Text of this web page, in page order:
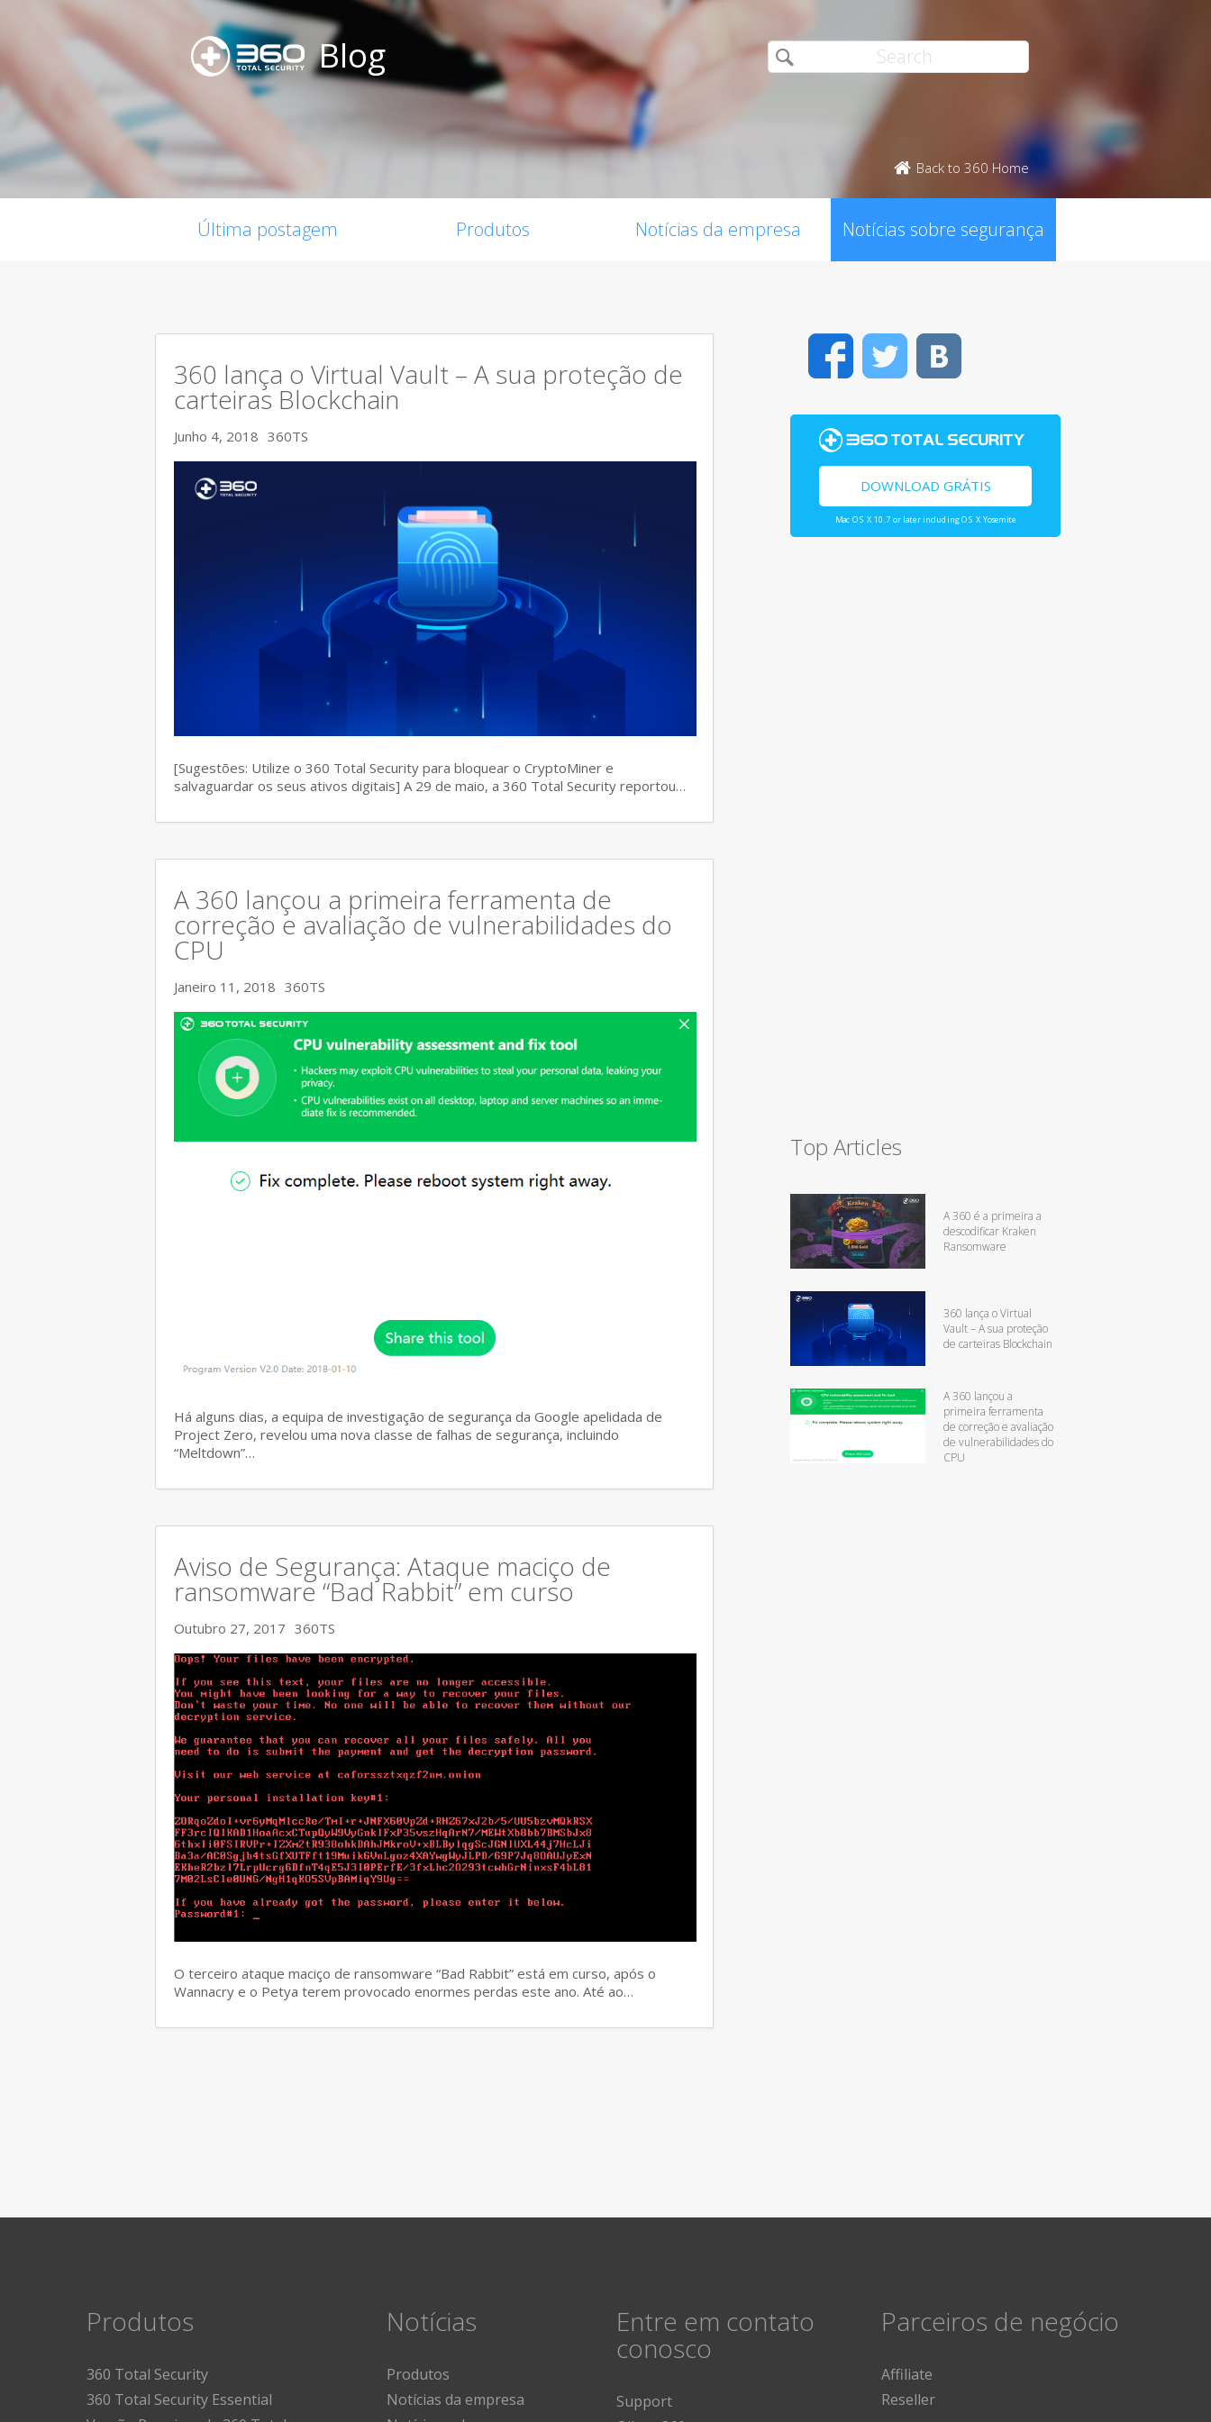
Blog
Back to 360 Home
Última postagem Produtos Notícias da empresa Notícias sobre segurança
360 lança o Virtual Vault – A sua proteção de
carteiras Blockchain
Junho 4, 2018 360TS
[Sugestões: Utilize o 360 Total Security para bloquear o CryptoMiner e
salvaguardar os seus ativos digitais] A 29 de maio, a 360 Total Security reportou…
A 360 lançou a primeira ferramenta de
correção e avaliação de vulnerabilidades do
CPU
Janeiro 11, 2018 360TS
Há alguns dias, a equipa de investigação de segurança da Google apelidada de
Project Zero, revelou uma nova classe de falhas de segurança, incluindo
“Meltdown”…
Aviso de Segurança: Ataque maciço de
ransomware “Bad Rabbit” em curso
Outubro 27, 2017 360TS
O terceiro ataque maciço de ransomware “Bad Rabbit” está em curso, após o
Wannacry e o Petya terem provocado enormes perdas este ano. Até ao…
FacebookTwitter
DOWNLOAD GRÁTIS
Mac OS X 10.7 or later including OS X Yosemite
Top Articles
A 360 é a primeira a
descodificar Kraken
Ransomware
360 lança o Virtual
Vault – A sua proteção
de carteiras Blockchain
A 360 lançou a
primeira ferramenta
de correção e avaliação
de vulnerabilidades do
CPU
Produtos
360 Total Security
360 Total Security Essential
Notícias
Produtos
Notícias da empresa
Entre em contato
conosco
Support
Parceiros de negócio
Affiliate
Reseller